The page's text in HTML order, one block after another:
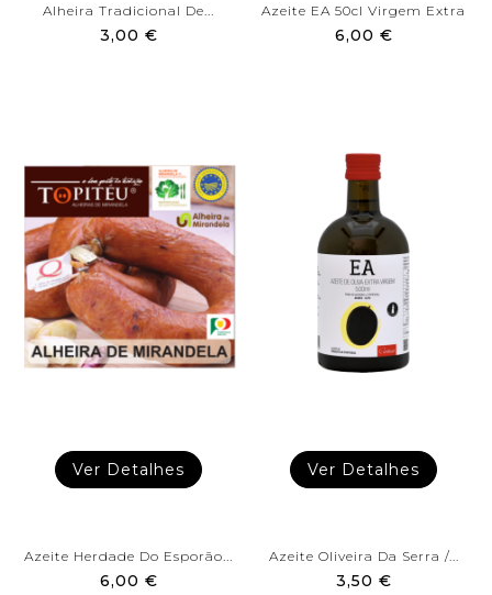
Alheira Tradicional De...
3,00 €
Ver Detalhes
Azeite EA 50cl Virgem Extra
6,00 €
Ver Detalhes
Azeite Herdade Do Esporão...
6,00 €
Azeite Oliveira Da Serra /...
3,50 €